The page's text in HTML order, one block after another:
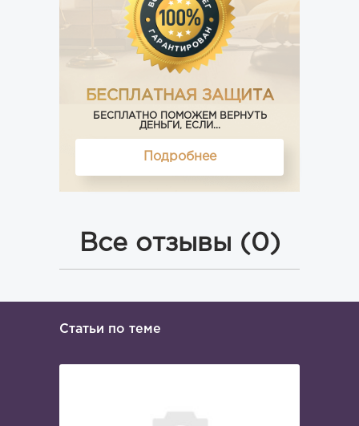
БЕСПЛАТНАЯ ЗАЩИТА
БЕСПЛАТНО ПОМОЖЕМ ВЕРНУТЬ
ДЕНЬГИ, ЕСЛИ...
Подробнее
Все отзывы (0)
Статьи по теме